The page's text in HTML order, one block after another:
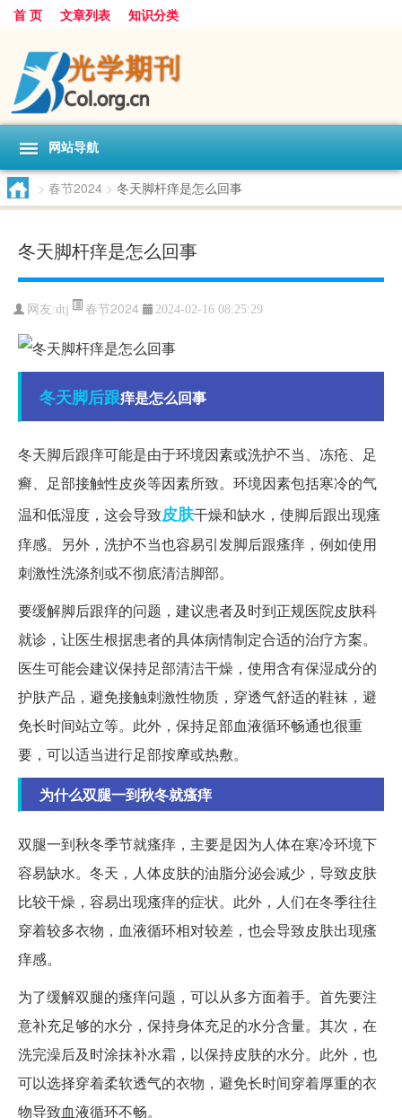
首 页 文章列表 知识分类
网站导航
> 春节2024 > 冬天脚杆痒是怎么回事
冬天脚杆痒是怎么回事
网友:dtj 春节2024 2024-02-16 08:25:29
冬天脚后跟痒是怎么回事
冬天脚后跟痒可能是由于环境因素或洗护不当、冻疮、足
癣、足部接触性皮炎等因素所致。环境因素包括寒冷的气
温和低湿度，这会导致皮肤干燥和缺水，使脚后跟出现瘙
痒感。另外，洗护不当也容易引发脚后跟瘙痒，例如使用
刺激性洗涤剂或不彻底清洁脚部。
要缓解脚后跟痒的问题，建议患者及时到正规医院皮肤科
就诊，让医生根据患者的具体病情制定合适的治疗方案。
医生可能会建议保持足部清洁干燥，使用含有保湿成分的
护肤产品，避免接触刺激性物质，穿透气舒适的鞋袜，避
免长时间站立等。此外，保持足部血液循环畅通也很重
要，可以适当进行足部按摩或热敷。
为什么双腿一到秋冬就瘙痒
双腿一到秋冬季节就瘙痒，主要是因为人体在寒冷环境下
容易缺水。冬天，人体皮肤的油脂分泌会减少，导致皮肤
比较干燥，容易出现瘙痒的症状。此外，人们在冬季往往
穿着较多衣物，血液循环相对较差，也会导致皮肤出现瘙
痒感。
为了缓解双腿的瘙痒问题，可以从多方面着手。首先要注
意补充足够的水分，保持身体充足的水分含量。其次，在
洗完澡后及时涂抹补水霜，以保持皮肤的水分。此外，也
可以选择穿着柔软透气的衣物，避免长时间穿着厚重的衣
物导致血液循环不畅。